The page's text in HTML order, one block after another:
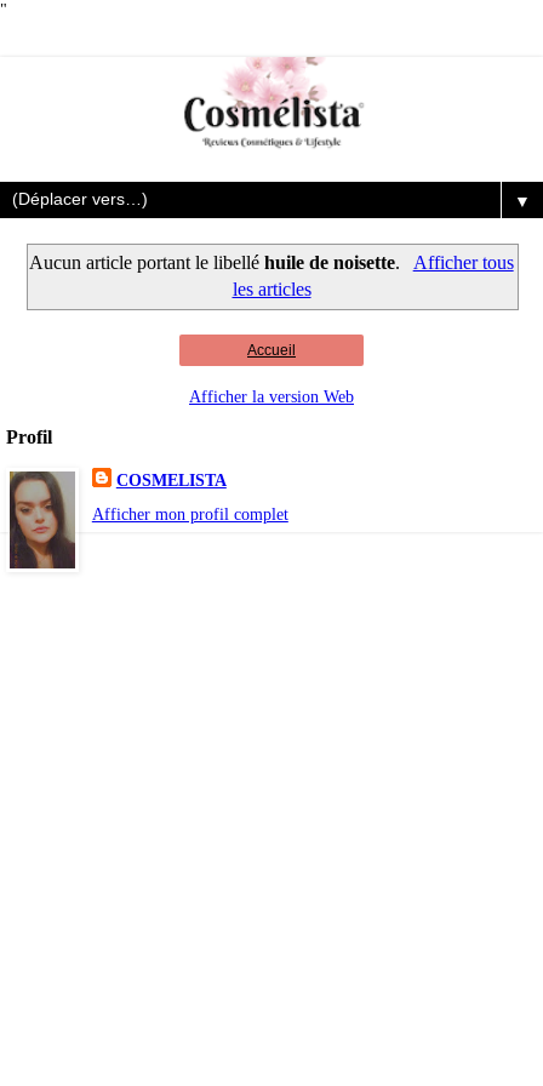
"
▼
Aucun article portant le libelléhuile de noisette.
Afficher tous
les articles
Accueil
Afficher la version Web
Profil
COSMELISTA
Afficher mon profil complet